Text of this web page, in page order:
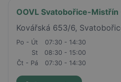
OOVL Svatobořice-Mistřín
Kovářská 653/6,
Po - Út
07:30 - 14:30
St
08:30 - 15:00
Čt - Pá
07:30 - 14:30